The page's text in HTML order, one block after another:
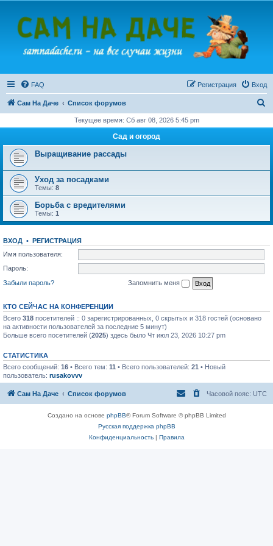
FAQ Вход
Регистрация
Сам На Даче Список форумов
с
Текущее время: Сб авг 08, 2026 5:45 pm
Сад и огород
Выращивание рассады
Уход за посадками
Темы: 8
Борьба с вредителями
Темы: 1
ВХОД • РЕГИСТРАЦИЯ
Имя пользователя:
Пароль:
Забыли пароль?
Запомнить меня
КТО СЕЙЧАС НА КОНФЕРЕНЦИИ
Всего 318 посетителей :: 0 зарегистрированных, 0 скрытых и 318 гостей (основано
на активности пользователей за последние 5 минут)
Больше всего посетителей (2025) здесь было Чт июл 23, 2026 10:27 pm
СТАТИСТИКА
Всего сообщений: 16 • Всего тем: 11 • Всего пользователей: 21 • Новый
пользователь: rusakovvv
Сам На Даче Список форумов Часовой пояс: UTC
Создано на основе phpBB® Forum Software © phpBB Limited
Русская поддержка phpBB
Конфиденциальность| Правила